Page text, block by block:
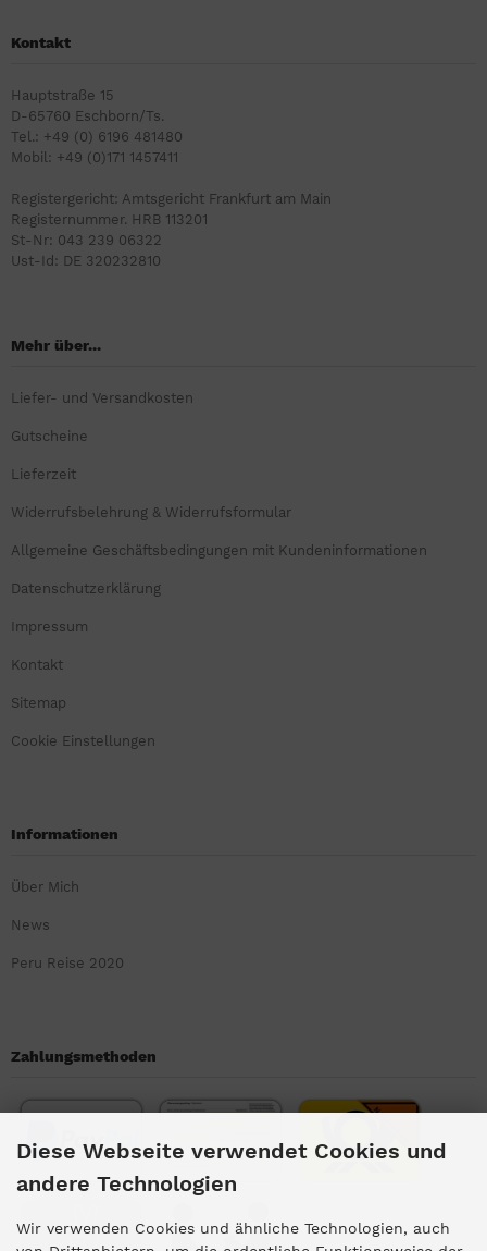
Kontakt
Hauptstraße 15
D-65760 Eschborn/Ts.
Tel.: +49 (0) 6196 481480
Mobil: +49 (0)171 1457411
Registergericht: Amtsgericht Frankfurt am Main
Registernummer. HRB 113201
St-Nr: 043 239 06322
Ust-Id: DE 320232810
Mehr über...
Liefer- und Versandkosten
Gutscheine
Lieferzeit
Widerrufsbelehrung & Widerrufsformular
Allgemeine Geschäftsbedingungen mit Kundeninformationen
Datenschutzerklärung
Impressum
Kontakt
Sitemap
Cookie Einstellungen
Informationen
Über Mich
News
Peru Reise 2020
Zahlungsmethoden
Diese Webseite verwendet Cookies und
andere Technologien
Wir verwenden Cookies und ähnliche Technologien, auch